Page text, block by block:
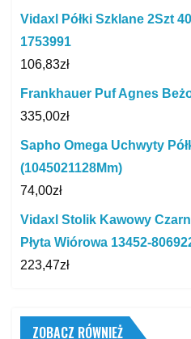
Vidaxl Półki Szklane 2Szt
1753991
106,83zł
Frankhauer Puf Agnes
335,00zł
Sapho Omega Uchwyty
(1045021128Mm)
74,00zł
Vidaxl Stolik Kawowy
Płyta Wiórowa 13452-
223,47zł
ZOBACZ RÓWNIEŻ